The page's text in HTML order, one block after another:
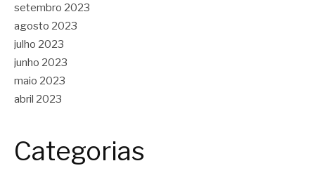
setembro 2023
agosto 2023
julho 2023
junho 2023
maio 2023
abril 2023
Categorias